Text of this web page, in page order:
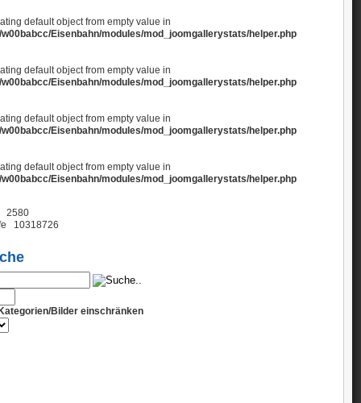
default object from empty value in
Eisenbahn/modules/mod_joomgallerystats/helper.php
default object from empty value in
Eisenbahn/modules/mod_joomgallerystats/helper.php
default object from empty value in
Eisenbahn/modules/mod_joomgallerystats/helper.php
default object from empty value in
Eisenbahn/modules/mod_joomgallerystats/helper.php
2580
10318726
Bilder einschränken